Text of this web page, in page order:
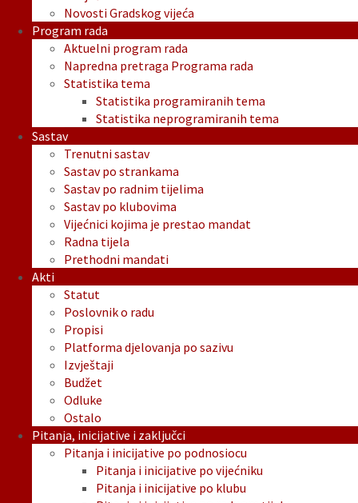
Novosti Gradskog vijeća
Program rada
Aktuelni program rada
Napredna pretraga Programa rada
Statistika tema
Statistika programiranih tema
Statistika neprogramiranih tema
Sastav
Trenutni sastav
Sastav po strankama
Sastav po radnim tijelima
Sastav po klubovima
Vijećnici kojima je prestao mandat
Radna tijela
Prethodni mandati
Akti
Statut
Poslovnik o radu
Propisi
Platforma djelovanja po sazivu
Izvještaji
Budžet
Odluke
Ostalo
Pitanja, inicijative i zaključci
Pitanja i inicijative po podnosiocu
Pitanja i inicijative po vijećniku
Pitanja i inicijative po klubu